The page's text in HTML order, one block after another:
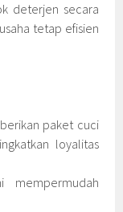
deterjen secara
tetap efisien
paket cuci
loyalitas
mempermudah